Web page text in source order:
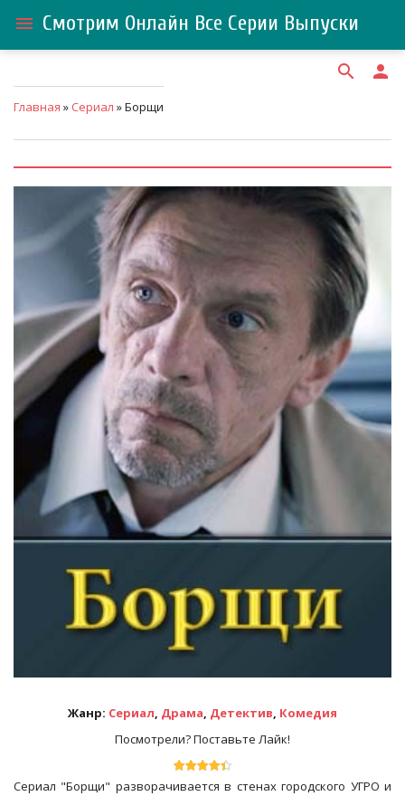
menu Смотрим Онлайн Все Серии Выпуски
search person
Главная » Сериал » Борщи
Жанр: Сериал, Драма, Детектив, Комедия
Посмотрели? Поставьте Лайк!
Сериал "Борщи" разворачивается в стенах городского УГРО и